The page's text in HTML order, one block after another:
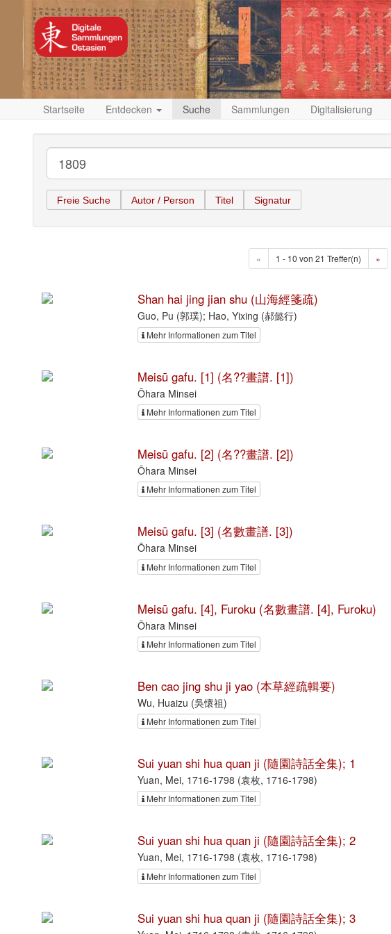
Startseite Entdecken Suche Sammlungen Digitalisierung
Freie Suche Autor / Person Titel Signatur
« 1 - 10 von 21 Treffer(n) »
Shan hai jing jian shu (山海經箋疏)
Guo, Pu (郭璞); Hao, Yixing (郝懿行)
Mehr Informationen zum Titel
Meisū gafu. [1] (名??畫譜. [1])
Ōhara Minsei
Mehr Informationen zum Titel
Meisū gafu. [2] (名??畫譜. [2])
Ōhara Minsei
Mehr Informationen zum Titel
Meisū gafu. [3] (名數畫譜. [3])
Ōhara Minsei
Mehr Informationen zum Titel
Meisū gafu. [4], Furoku (名數畫譜. [4], Furoku)
Ōhara Minsei
Mehr Informationen zum Titel
Ben cao jing shu ji yao (本草經疏輯要)
Wu, Huaizu (吳懷祖)
Mehr Informationen zum Titel
Sui yuan shi hua quan ji (隨園詩話全集); 1
Yuan, Mei, 1716-1798 (袁枚, 1716-1798)
Mehr Informationen zum Titel
Sui yuan shi hua quan ji (隨園詩話全集); 2
Yuan, Mei, 1716-1798 (袁枚, 1716-1798)
Mehr Informationen zum Titel
Sui yuan shi hua quan ji (隨園詩話全集); 3